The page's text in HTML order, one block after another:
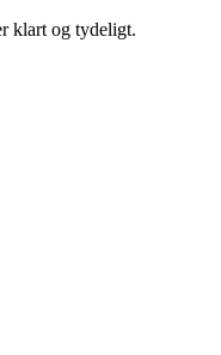
klart og tydeligt.